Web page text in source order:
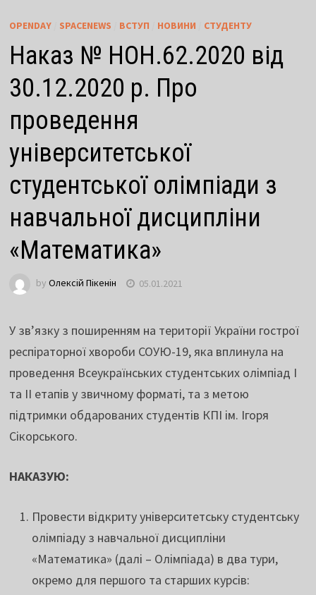
OPENDAY/ SPACENEWS ВСТУП НОВИНИ СТУДЕНТУ
Наказ № НОН.62.2020 від
30.12.2020 р. Про
проведення
університетської
студентської олімпіади з
навчальної дисципліни
«Математика»
by Олексій Пікенін 05.01.2021
У зв’язку з поширенням на території України гострої
респіраторної хвороби СОУЮ-19, яка вплинула на
проведення Всеукраїнських студентських олімпіад І
та II етапів у звичному форматі, та з метою
підтримки обдарованих студентів КПІ ім. Ігоря
Сікорського.
НАКАЗУЮ:
Провести відкриту університетську студентську
олімпіаду з навчальної дисципліни
«Математика» (далі – Олімпіада) в два тури,
окремо для першого та старших курсів: